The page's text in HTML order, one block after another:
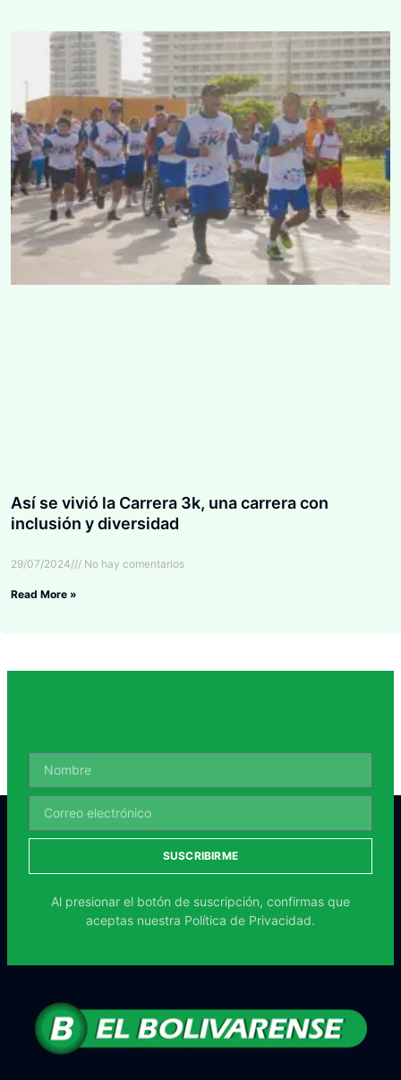
Así se vivió la Carrera 3k, una carrera con
inclusión y diversidad
29/07/2024 No hay comentarios
Read More »
SUSCRIBIRME
Al presionar el botón de suscripción, confirmas que
aceptas nuestra Política de Privacidad.